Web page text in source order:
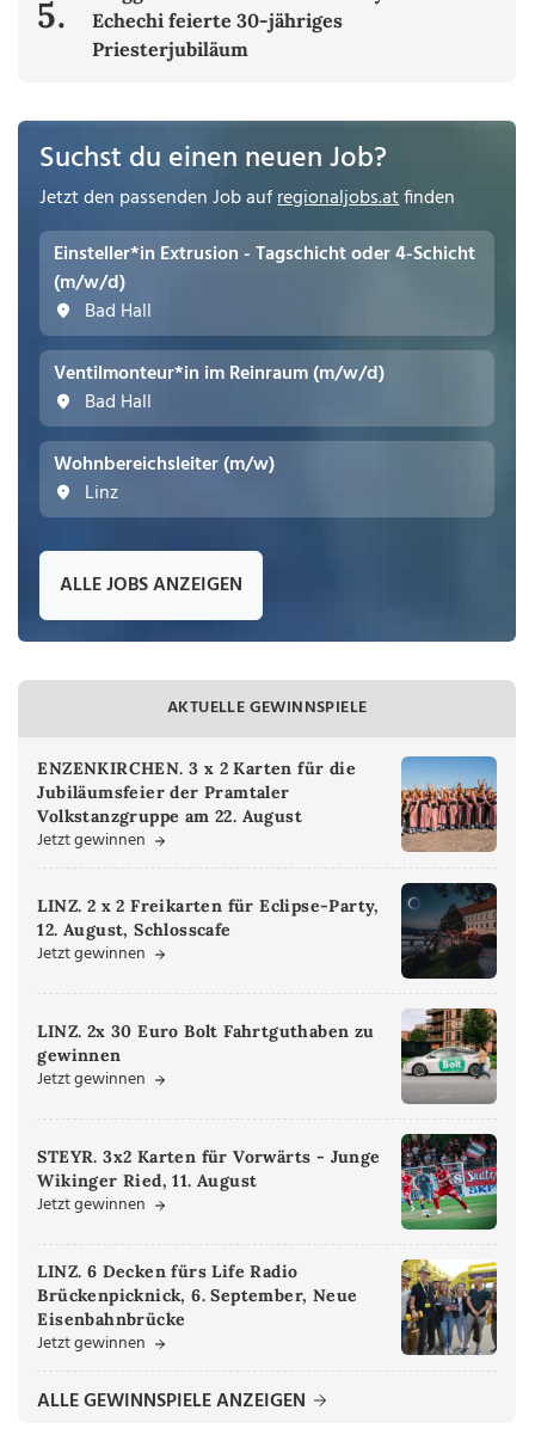
5.
Echechi feierte 30-jähriges
Priesterjubiläum
Suchst du einen neuen Job?
Jetzt den passenden Job aufregionaljobs.atfinden
Einsteller*in Extrusion - Tagschicht oder 4-Schicht
(m/w/d)
Bad Hall
Ventilmonteur*in im Reinraum (m/w/d)
Bad Hall
Wohnbereichsleiter (m/w)
Linz
ALLE JOBS ANZEIGEN
AKTUELLE GEWINNSPIELE
ENZENKIRCHEN. 3 x 2 Karten für die
Jubiläumsfeier der Pramtaler
Volkstanzgruppe am 22. August
Jetzt gewinnen
LINZ. 2 x 2 Freikarten für Eclipse-Party,
12. August, Schlosscafe
Jetzt gewinnen
LINZ. 2x 30 Euro Bolt Fahrtguthaben zu
gewinnen
Jetzt gewinnen
STEYR. 3x2 Karten für Vorwärts - Junge
Wikinger Ried, 11. August
Jetzt gewinnen
LINZ. 6 Decken fürs Life Radio
Brückenpicknick, 6. September, Neue
Eisenbahnbrücke
Jetzt gewinnen
ALLE GEWINNSPIELE ANZEIGEN